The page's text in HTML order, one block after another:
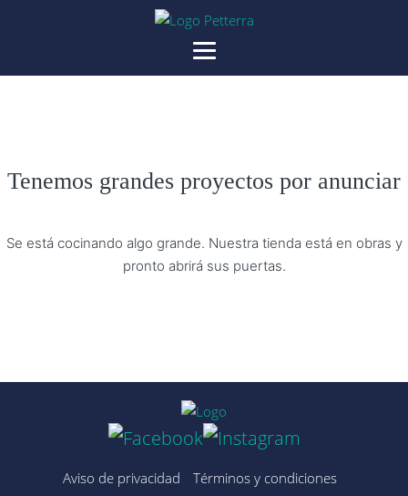
Tenemos grandes proyectos por anunciar
Se está cocinando algo grande. Nuestra tienda está en obras y
pronto abrirá sus puertas.
Aviso de privacidad Términos y condiciones